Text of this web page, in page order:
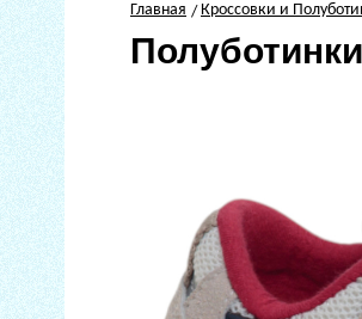
Главная Кроссовки и